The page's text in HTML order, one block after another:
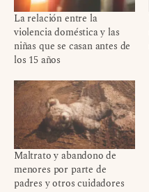
La relación entre la
violencia doméstica y las
niñas que se casan antes de
los 15 años
Maltrato y abandono de
menores por parte de
padres y otros cuidadores